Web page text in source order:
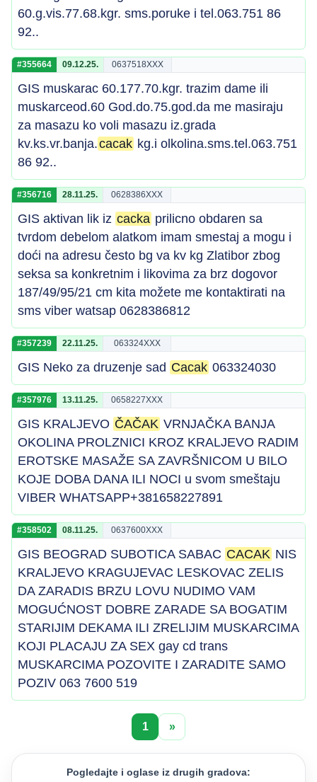
60.g.vis.77.68.kgr. sms.poruke i tel.063.751 86
92..
#355664 09.12.25. 0637518XXX
GIS muskarac 60.177.70.kgr. trazim dame ili
muskarceod.60 God.do.75.god.da me masiraju
za masazu ko voli masazu iz.grada
kv.ks.vr.banja.cacak kg.i olkolina.sms.tel.063.751
86 92..
#356716 28.11.25. 0628386XXX
GIS aktivan lik iz cacka prilicno obdaren sa
tvrdom debelom alatkom imam smestaj a mogu i
doći na adresu često bg va kv kg Zlatibor zbog
seksa sa konkretnim i likovima za brz dogovor
187/49/95/21 cm kita možete me kontaktirati na
sms viber watsap 0628386812
#357239 22.11.25. 063324XXX
GIS Neko za druzenje sad Cacak 063324030
#357976 13.11.25. 0658227XXX
GIS KRALJEVO ČAČAK VRNJAČKA BANJA
OKOLINA PROLZNICI KROZ KRALJEVO RADIM
EROTSKE MASAŽE SA ZAVRŠNICOM U BILO
KOJE DOBA DANA ILI NOCI u svom smeštaju
VIBER WHATSAPP+381658227891
#358502 08.11.25. 0637600XXX
GIS BEOGRAD SUBOTICA SABAC CACAK NIS
KRALJEVO KRAGUJEVAC LESKOVAC ZELIS
DA ZARADIS BRZU LOVU NUDIMO VAM
MOGUĆNOST DOBRE ZARADE SA BOGATIM
STARIJIM DEKAMA ILI ZRELIJIM MUSKARCIMA
KOJI PLACAJU ZA SEX gay cd trans
MUSKARCIMA POZOVITE I ZARADITE SAMO
POZIV 063 7600 519
1 »
Pogledajte i oglase iz drugih gradova: